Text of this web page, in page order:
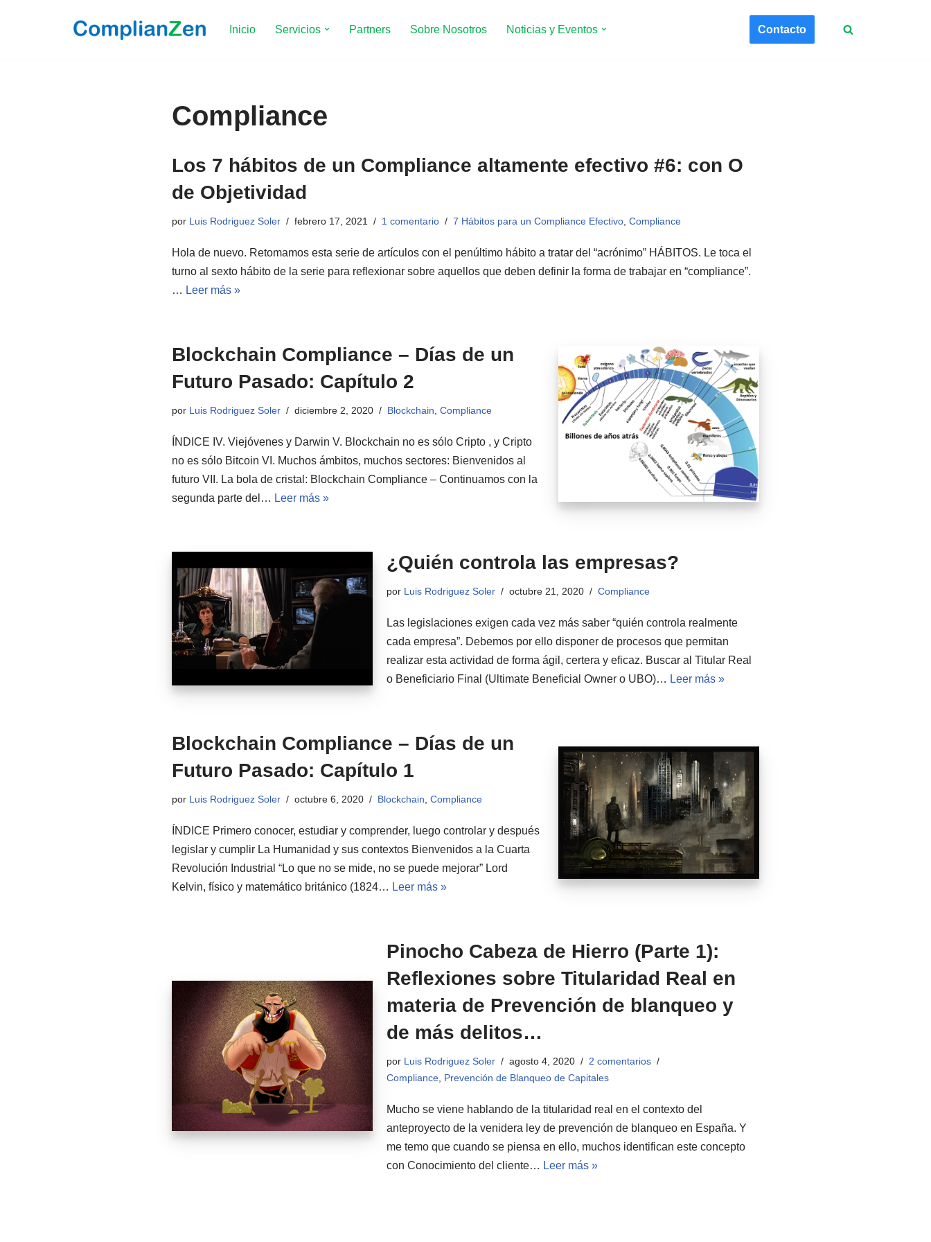
Inicio Servicios Partners Sobre Nosotros Noticias y Eventos Contacto
Compliance
Los 7 hábitos de un Compliance altamente efectivo #6: con O
de Objetividad
por Luis Rodriguez Soler febrero 17, 2021 1 comentario 7 Hábitos para un Compliance Efectivo ,Compliance
Hola de nuevo. Retomamos esta serie de artículos con el penúltimo hábito a tratar del “acrónimo” HÁBITOS. Le toca el
turno al sexto hábito de la serie para reflexionar sobre aquellos que deben definir la forma de trabajar en “compliance”.
… Leer más »
Blockchain Compliance – Días de un
Futuro Pasado: Capítulo 2
por Luis Rodriguez Soler diciembre 2, 2020 Blockchain ,Compliance
ÍNDICE IV. Viejóvenes y Darwin V. Blockchain no es sólo Cripto , y Cripto
no es sólo Bitcoin VI. Muchos ámbitos, muchos sectores: Bienvenidos al
futuro VII. La bola de cristal: Blockchain Compliance – Continuamos con la
segunda parte del… Leer más »
¿Quién controla las empresas?
por Luis Rodriguez Soler octubre 21, 2020 Compliance
Las legislaciones exigen cada vez más saber “quién controla realmente
cada empresa”. Debemos por ello disponer de procesos que permitan
realizar esta actividad de forma ágil, certera y eficaz. Buscar al Titular Real
o Beneficiario Final (Ultimate Beneficial Owner o UBO)… Leer más »
Blockchain Compliance – Días de un
Futuro Pasado: Capítulo 1
por Luis Rodriguez Soler octubre 6, 2020 Blockchain ,Compliance
ÍNDICE Primero conocer, estudiar y comprender, luego controlar y después
legislar y cumplir La Humanidad y sus contextos Bienvenidos a la Cuarta
Revolución Industrial “Lo que no se mide, no se puede mejorar” Lord
Kelvin, físico y matemático británico (1824… Leer más »
Pinocho Cabeza de Hierro (Parte 1):
Reflexiones sobre Titularidad Real en
materia de Prevención de blanqueo y
de más delitos…
por Luis Rodriguez Soler agosto 4, 2020
2 comentarios
Compliance, Prevención de Blanqueo de Capitales
Mucho se viene hablando de la titularidad real en el contexto del
anteproyecto de la venidera ley de prevención de blanqueo en España. Y
me temo que cuando se piensa en ello, muchos identifican este concepto
con Conocimiento del cliente… Leer más »